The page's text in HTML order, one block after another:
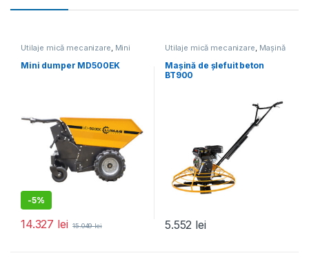
Utilaje mică mecanizare, Mini
Mini dumper MD500EK
-5%
14.327 lei 15.049lei
Utilaje mică mecanizare, Mașină
Mașină de șlefuit beton
BT900
5.552 lei